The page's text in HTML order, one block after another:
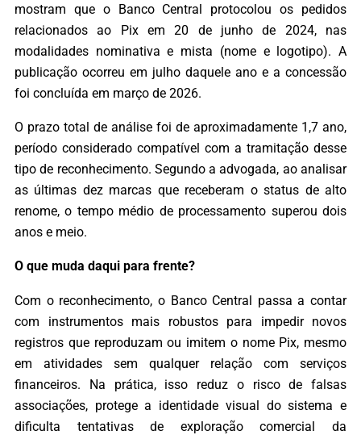
mostram que o Banco Central protocolou os pedidos
relacionados ao Pix em 20 de junho de 2024, nas
modalidades nominativa e mista (nome e logotipo). A
publicação ocorreu em julho daquele ano e a concessão
foi concluída em março de 2026.
O prazo total de análise foi de aproximadamente 1,7 ano,
período considerado compatível com a tramitação desse
tipo de reconhecimento. Segundo a advogada, ao analisar
as últimas dez marcas que receberam o status de alto
renome, o tempo médio de processamento superou dois
anos e meio.
O que muda daqui para frente?
Com o reconhecimento, o Banco Central passa a contar
com instrumentos mais robustos para impedir novos
registros que reproduzam ou imitem o nome Pix, mesmo
em atividades sem qualquer relação com serviços
financeiros. Na prática, isso reduz o risco de falsas
associações, protege a identidade visual do sistema e
dificulta tentativas de exploração comercial da